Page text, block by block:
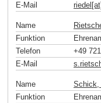
E-Mail
Name
Funktion
Telefon
+49
E-Mail
Name
Schick,
Funktion